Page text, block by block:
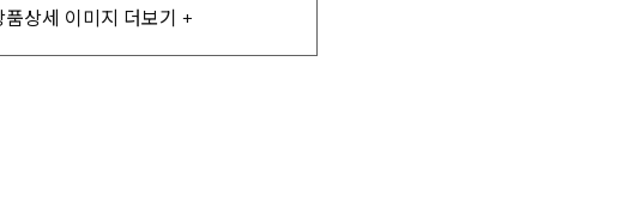
품상세 이미지 더보기 +